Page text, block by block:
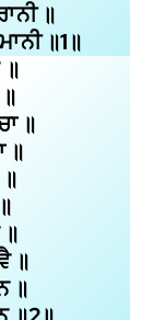
॥
॥1॥
॥
॥
॥
॥
॥
॥